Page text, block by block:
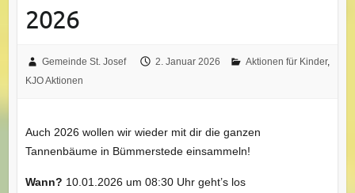
2026
Gemeinde St. Josef 2. Januar 2026 Aktionen für Kinder,
KJO Aktionen
Auch 2026 wollen wir wieder mit dir die ganzen
Tannenbäume in Bümmerstede einsammeln!
Wann? 10.01.2026 um 08:30 Uhr geht’s los